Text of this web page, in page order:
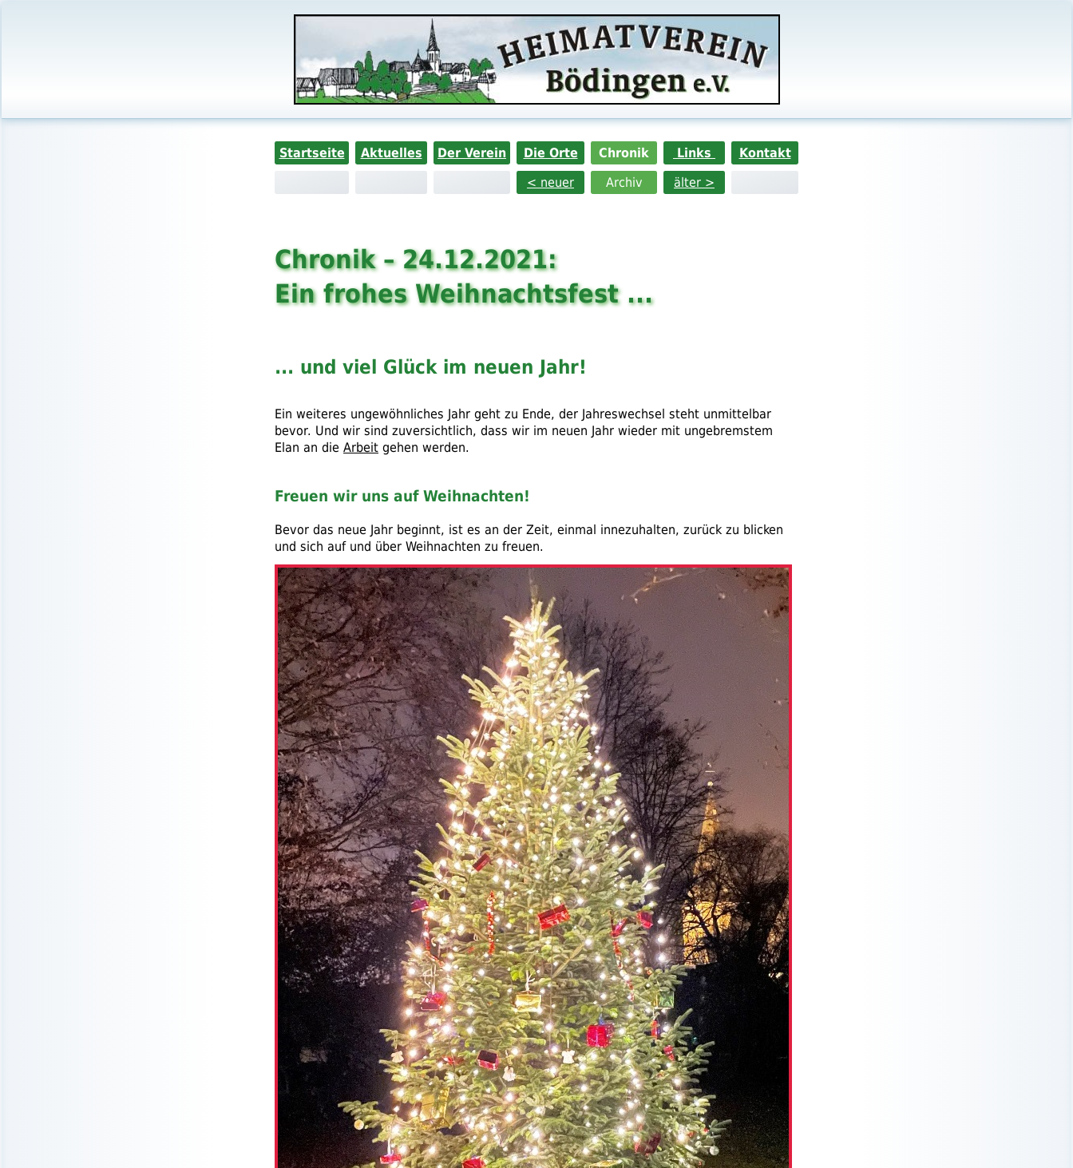
Startseite Aktuelles Der Verein Die Orte Chronik Links
Kontakt
< neuer
Archiv älter >
Chronik – 24.12.2021:
Ein frohes Weihnachtsfest ...
... und viel Glück im neuen Jahr!
Ein weiteres ungewöhnliches Jahr geht zu Ende, der Jahreswechsel steht unmittelbar
bevor. Und wir sind zuversichtlich, dass wir im neuen Jahr wieder mit ungebremstem
Elan an die Arbeit gehen werden.
Freuen wir uns auf Weihnachten!
Bevor das neue Jahr beginnt, ist es an der Zeit, einmal innezuhalten, zurück zu blicken
und sich auf und über Weihnachten zu freuen.